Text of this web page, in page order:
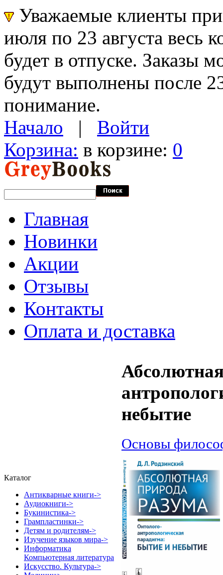
Уважаемые клиенты
июля по 23 августа весь
будет в отпуске. Заказы
будут выполнены после
понимание.
Начало | Войти
Корзина: в корзине: 0
Главная
Новинки
Акции
Отзывы
Контакты
Оплата и доставка
Каталог
Антикварные книги->
Аудиокниги->
Букинистика->
Грампластинки->
Детям и родителям->
Изучение языков мира->
Информатика
Компьютерная литература
Искусство. Культура->
небытие
Основы